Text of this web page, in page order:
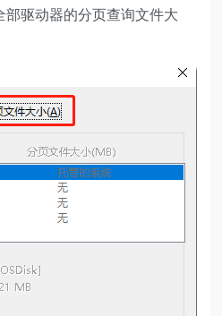
驱动器的分页查询文件大